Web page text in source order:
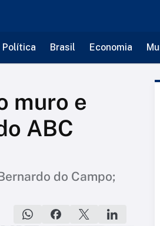
Política Brasil Economia
muro e
ABC
do Campo;